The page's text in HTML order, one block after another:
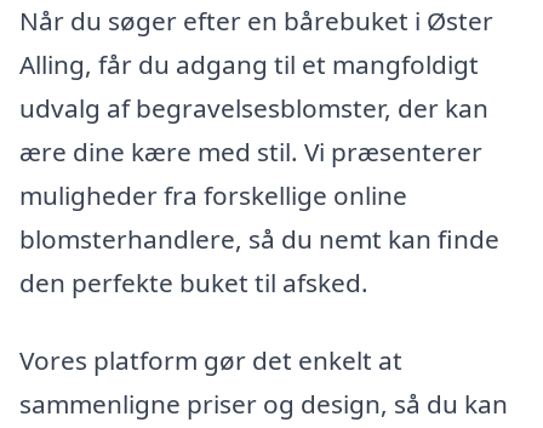
Når du søger efter en bårebuket i Øster
Alling, får du adgang til et mangfoldigt
udvalg af begravelsesblomster, der kan
ære dine kære med stil. Vi præsenterer
muligheder fra forskellige online
blomsterhandlere, så du nemt kan finde
den perfekte buket til afsked.
Vores platform gør det enkelt at
sammenligne priser og design, så du kan